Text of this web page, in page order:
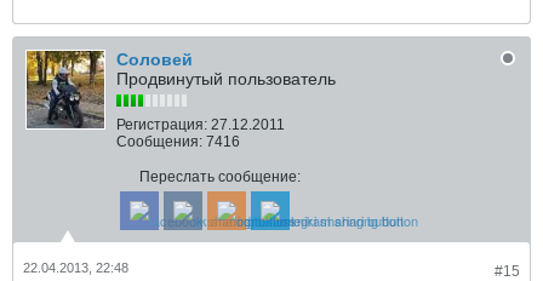
Соловей
Продвинутый пользователь
Регистрация: 27.12.2011
Сообщения: 7416
Переслать сообщение:
#15
22.04.2013, 22:48